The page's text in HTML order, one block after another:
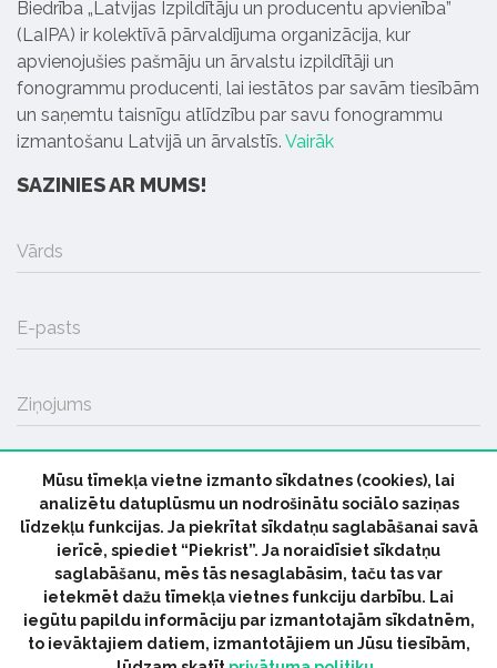
Biedrība „Latvijas Izpildītāju un producentu apvienība”
(LaIPA) ir kolektīvā pārvaldījuma organizācija, kur
apvienojušies pašmāju un ārvalstu izpildītāji un
fonogrammu producenti, lai iestātos par savām tiesībām
un saņemtu taisnīgu atlīdzību par savu fonogrammu
izmantošanu Latvijā un ārvalstīs. Vairāk
SAZINIES AR MUMS!
Vārds
E-pasts
Ziņojums
SŪTĪT
© 2026 parmuziku.lv, visas tiesības paturētas
Mūsu tīmekļa vietne izmanto sīkdatnes (cookies), lai
analizētu datuplūsmu un nodrošinātu sociālo saziņas
līdzekļu funkcijas. Ja piekrītat sīkdatņu saglabāšanai savā
ierīcē, spiediet “Piekrist”. Ja noraidīsiet sīkdatņu
saglabāšanu, mēs tās nesaglabāsim, taču tas var
ietekmēt dažu tīmekļa vietnes funkciju darbību. Lai
iegūtu papildu informāciju par izmantotajām sīkdatnēm,
to ievāktajiem datiem, izmantotājiem un Jūsu tiesībām,